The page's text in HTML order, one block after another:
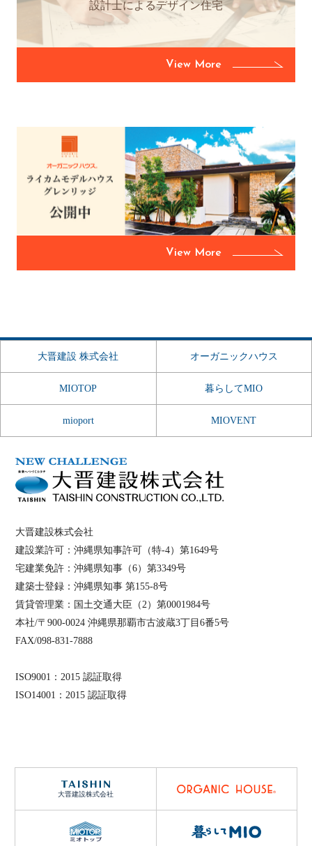
設計士によるデザイン住宅
View More
View More
大晋建設 株式会社 オーガニックハウス
MIOTOP 暮らしてMIO
mioport MIOVENT
大晋建設株式会社
建設業許可：沖縄県知事許可（特-4）第1649号
宅建業免許：沖縄県知事（6）第3349号
建築士登録：沖縄県知事 第155-8号
賃貸管理業：国土交通大臣（2）第0001984号
本社/〒900-0024 沖縄県那覇市古波蔵3丁目6番5号
FAX/098-831-7888
ISO9001：2015 認証取得
ISO14001：2015 認証取得